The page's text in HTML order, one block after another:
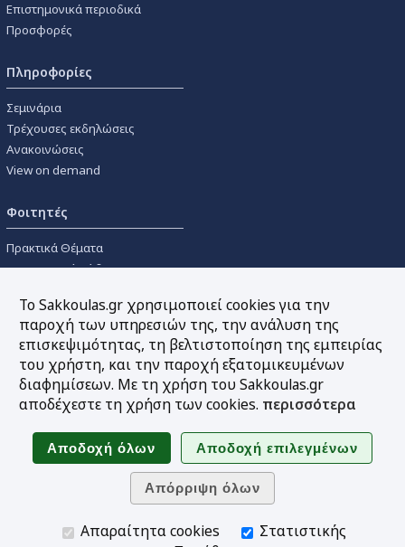
Επιστημονικά περιοδικά
Προσφορές
Πληροφορίες
Σεμινάρια
Τρέχουσες εκδηλώσεις
Ανακοινώσεις
View on demand
Φοιτητές
Πρακτικά Θέματα
Οικονομικοί Κώδικες
Συγγραμμάτων
Εργαλεία
Online υπολογισμός τόκων
Υπηρεσία Ηλεκτρονικής
Sitemap
Ακολουθήστε μας
Το Sakkoulas.gr χρησιμοποιεί cookies για την
παροχή των υπηρεσιών της, την ανάλυση της
επισκεψιμότητας, τη βελτιστοποίηση της εμπειρίας
του χρήστη, και την παροχή εξατομικευμένων
διαφημίσεων. Με τη χρήση του Sakkoulas.gr
αποδέχεστε τη χρήση των cookies. περισσότερα
Απαραίτητα cookies
Στατιστικής